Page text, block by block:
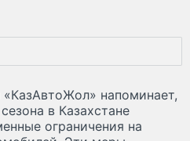
напоминает,
в Казахстане
ограничения на